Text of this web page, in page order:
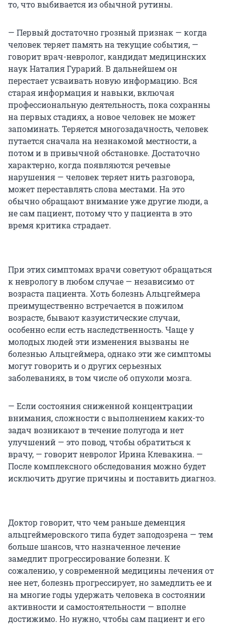
то, что выбивается из обычной рутины.
— Первый достаточно грозный признак — когда
человек теряет память на текущие события, —
говорит врач-невролог, кандидат медицинских
наук Наталия Гурарий. В дальнейшем он
перестает усваивать новую информацию. Вся
старая информация и навыки, включая
профессиональную деятельность, пока сохранны
на первых стадиях, а новое человек не может
запоминать. Теряется многозадачность, человек
путается сначала на незнакомой местности, а
потом и в привычной обстановке. Достаточно
характерно, когда появляются речевые
нарушения — человек теряет нить разговора,
может переставлять слова местами. На это
обычно обращают внимание уже другие люди, а
не сам пациент, потому что у пациента в это
время критика страдает.
При этих симптомах врачи советуют обращаться
к неврологу в любом случае — независимо от
возраста пациента. Хоть болезнь Альцгеймера
преимущественно встречается в пожилом
возрасте, бывают казуистические случаи,
особенно если есть наследственность. Чаще у
молодых людей эти изменения вызваны не
болезнью Альцгеймера, однако эти же симптомы
могут говорить и о других серьезных
заболеваниях, в том числе об опухоли мозга.
— Если состояния сниженной концентрации
внимания, сложности с выполнением каких-то
задач возникают в течение полугода и нет
улучшений — это повод, чтобы обратиться к
врачу, — говорит невролог Ирина Клевакина. —
После комплексного обследования можно будет
исключить другие причины и поставить диагноз.
Доктор говорит, что чем раньше деменция
альцгеймеровского типа будет заподозрена — тем
больше шансов, что назначенное лечение
замедлит прогрессирование болезни. К
сожалению, у современной медицины лечения от
нее нет, болезнь прогрессирует, но замедлить ее и
на многие годы удержать человека в состоянии
активности и самостоятельности — вполне
достижимо. Но нужно, чтобы сам пациент и его